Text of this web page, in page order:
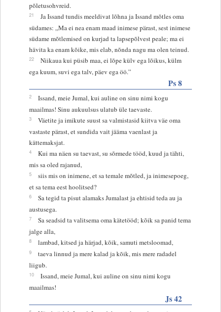
põletusohvreid.
21
Ja Issand tundis meeldivat lõhna ja Issand mõtles oma
südames: „Ma ei nea enam maad inimese pärast, sest inimese
südame mõtlemised on kurjad ta lapsepõlvest peale; ma ei
hävita ka enam kõike, mis elab, nõnda nagu ma olen teinud.
22
Niikaua kui püsib maa, ei lõpe külv ega lõikus, külm
ega kuum, suvi ega talv, päev ega öö.”
Ps 8
2
Issand, meie Jumal, kui auline on sinu nimi kogu
maailmas! Sinu aukuulsus ulatub üle taevaste.
3
Väetite ja imikute suust sa valmistasid kiitva väe oma
vastaste pärast, et sundida vait jääma vaenlast ja
kättemaksjat.
4
Kui ma näen su taevast, su sõrmede tööd, kuud ja tähti,
mis sa oled rajanud,
5
siis mis on inimene, et sa temale mõtled, ja inimesepoeg,
et sa tema eest hoolitsed?
6
Sa tegid ta pisut alamaks Jumalast ja ehtisid teda au ja
austusega.
7
Sa seadsid ta valitsema oma kätetööd; kõik sa panid tema
jalge alla,
8 lambad, kitsed ja härjad, kõik, samuti metsloomad,
9
taeva linnud ja mere kalad ja kõik, mis mere radadel
liigub.
10
Issand, meie Jumal, kui auline on sinu nimi kogu
maailmas!
Js 42